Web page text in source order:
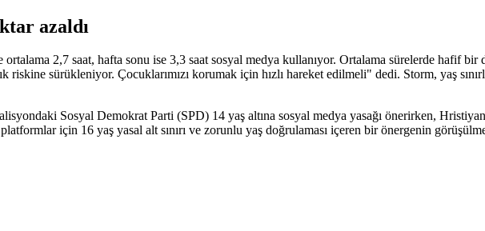
azaldı
2,7 saat, hafta sonu ise 3,3 saat sosyal medya kullanıyor. Ortalama sürelerde hafif
riskine sürükleniyor. Çocuklarımızı korumak için hızlı hareket edilmeli" dedi. Storm, yaş
Sosyal Demokrat Parti (SPD) 14 yaş altına sosyal medya yasağı önerirken,
için 16 yaş yasal alt sınırı ve zorunlu yaş doğrulaması içeren bir önergenin